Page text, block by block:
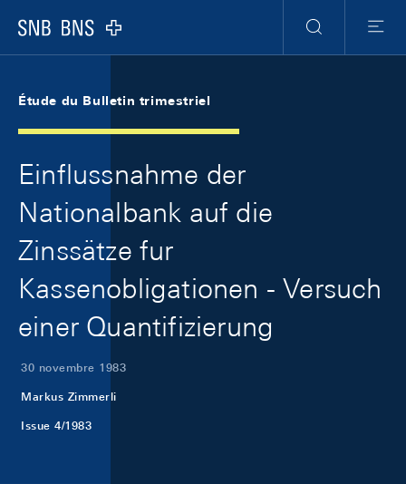
Logo
RechercheMenu
Étude du Bulletin trimestriel
Einflussnahme der
Nationalbank auf die
Zinssätze fur
Kassenobligationen - Versuch
einer Quantifizierung
30 novembre 1983
Markus Zimmerli
Issue 4/1983